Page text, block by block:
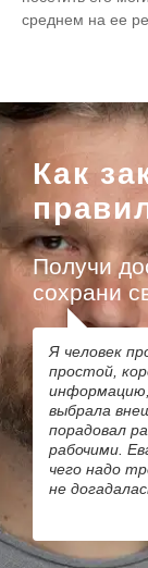
среднем на ее
Как
Получи
сохрани
Я человек
простой,
выбрала
порадовал
рабочими.
чего надо
не